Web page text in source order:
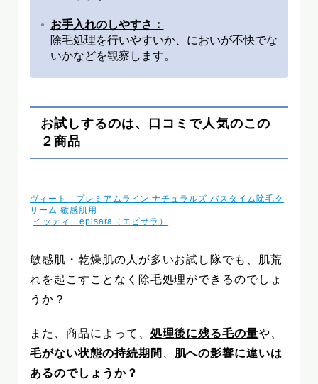
お手入れのしやすさ：
除毛処理を行いやすいか、においが不快でな
いかなどを観察します。
お試しするのは、口コミで人気のこの
２商品
ヴィート プレミアムライン ナチュラルズ バスタイム除毛ク
リーム 敏感肌用
イッティ episara（エピサラ）
敏感肌・乾燥肌の人が多いお試し隊でも、肌荒
れを起こすことなく除毛処理ができるのでしょ
うか？
また、商品によって、 処理後に残る毛の量や、
毛がない状態の持続期間
肌への影響に違いは
あるのでしょうか？